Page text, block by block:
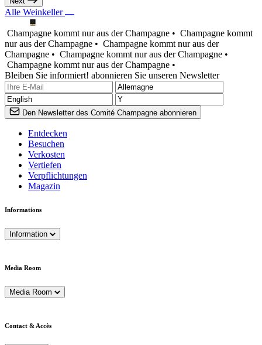
Alle Weinkeller
Champagne kommt nur aus der Champagne • Champagne kommt
nur aus der Champagne • Champagne kommt nur aus der
Champagne • Champagne kommt nur aus der Champagne •
Champagne kommt nur aus der Champagne •
Bleiben Sie informiert! abonnieren Sie unseren Newsletter
Den Newsletter des Comité Champagne abonnieren
Entdecken
Besuchen
Verkosten
Vertiefen
Verpflichtungen
Magazin
Informations
Information
Media Room
Media Room
Contact & Accès